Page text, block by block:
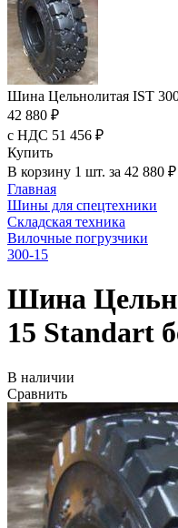
Шина Цельнолитая IST
42 880 ₽
с НДС 51 456 ₽
Купить
В корзину 1 шт. за 42 880 ₽
Главная
Шины для спецтехники
Складская техника
Вилочные погрузчики
300-15
Шина
15 Standart
В наличии
Сравнить